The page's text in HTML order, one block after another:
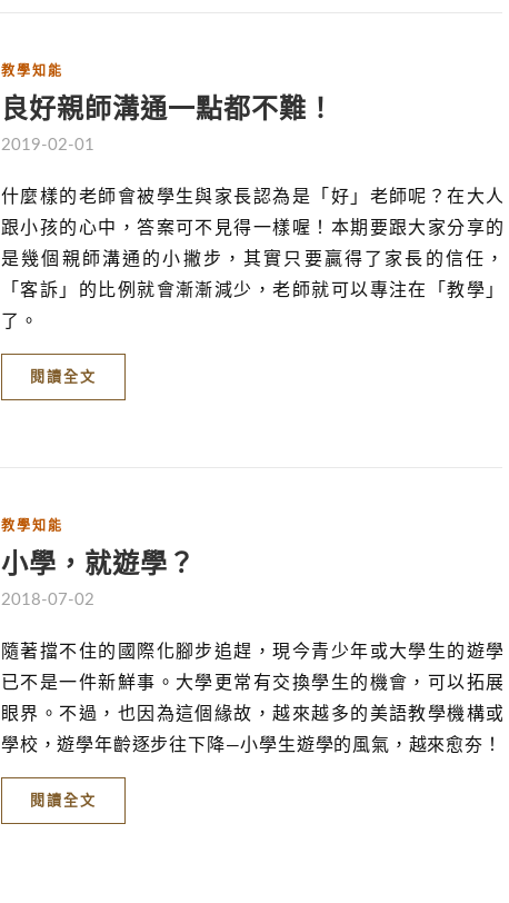
教學知能
良好親師溝通一點都不難！
2019-02-01
什麼樣的老師會被學生與家長認為是「好」老師呢？在大人
跟小孩的心中，答案可不見得一樣喔！本期要跟大家分享的
是幾個親師溝通的小撇步，其實只要贏得了家長的信任，
「客訴」的比例就會漸漸減少，老師就可以專注在「教學」
了。
閱讀全文
教學知能
小學，就遊學？
2018-07-02
隨著擋不住的國際化腳步追趕，現今青少年或大學生的遊學
已不是一件新鮮事。大學更常有交換學生的機會，可以拓展
眼界。不過，也因為這個緣故，越來越多的美語教學機構或
學校，遊學年齡逐步往下降―小學生遊學的風氣，越來愈夯！
閱讀全文